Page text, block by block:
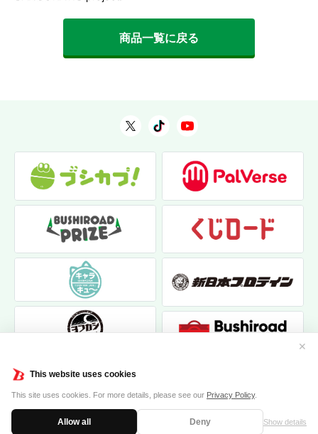
This website uses cookies
This site uses cookies. For more details, please see our Privacy Policy.
Allow all Deny Show details
✕
商品一覧に戻る